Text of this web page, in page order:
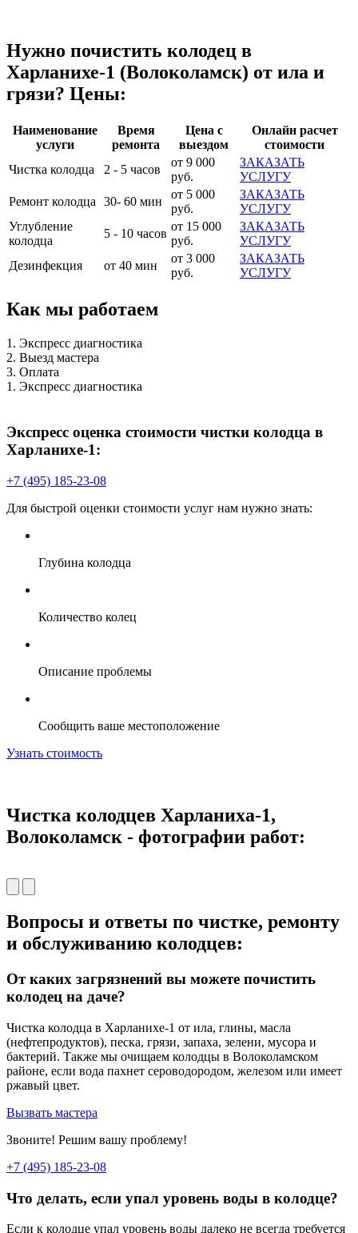
Нужно почистить колодец в
Харланихе-1 (Волоколамск) от ила и
грязи? Цены:
Наименование
услуги
Время
ремонта
Цена с
выездом
Онлайн расчет
стоимости
Чистка колодца
2 - 5 часов
от 9 000
руб.
ЗАКАЗАТЬ
УСЛУГУ
Ремонт колодца
30- 60 мин
от 5 000
руб.
ЗАКАЗАТЬ
УСЛУГУ
Углубление
колодца
5 - 10 часов
от 15 000
руб.
ЗАКАЗАТЬ
УСЛУГУ
Дезинфекция
от 40 мин
от 3 000
руб.
ЗАКАЗАТЬ
УСЛУГУ
Как мы работаем
1. Экспресс диагностика
2. Выезд мастера
3. Оплата
1. Экспресс диагностика
Экспресс оценка стоимости чистки колодца в
Харланихе-1:
+7 (495) 185-23-08
Для быстрой оценки стоимости услуг нам нужно знать:
Глубина колодца
Количество колец
Описание проблемы
Сообщить ваше местоположение
Узнать стоимость
Чистка колодцев Харланиха-1,
Волоколамск - фотографии работ:
Вопросы и ответы по чистке, ремонту
и обслуживанию колодцев:
От каких загрязнений вы можете почистить
колодец на даче?
Чистка колодца в Харланихе-1 от ила, глины, масла
(нефтепродуктов), песка, грязи, запаха, зелени, мусора и
бактерий. Также мы очищаем колодцы в Волоколамском
районе, если вода пахнет сероводородом, железом или имеет
ржавый цвет.
Вызвать мастера
Звоните! Решим вашу проблему!
+7 (495) 185-23-08
Что делать, если упал уровень воды в колодце?
Если к колодце упал уровень воды далеко не всегда требуется